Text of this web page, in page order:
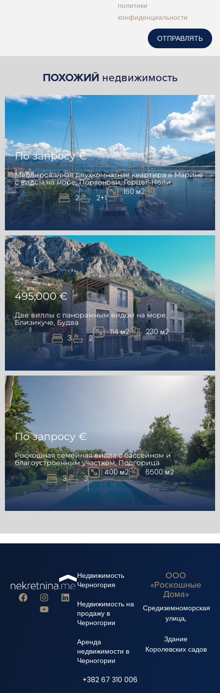
политики
конфиденциальности
ОТПРАВЛЯТЬ
ПОХОЖИЙ недвижимость
По запросу €
Меблированная двухкомнатная квартира в Марине
с видом на море, Портонови, Герцег-Нови
2 2+1
160 м2
495,000 €
Две виллы с панорамным видом на море,
Близикуче, Будва
3 2
114 м2 230 м2
По запросу €
Роскошная семейная вилла с бассейном и
благоустроенным участком, Подгорица
3 3
400 м2 6500 м2
Недвижимость
Черногория
Недвижимость на
продажу в
Черногории
Аренда
недвижимости в
Черногории
+382 67 310 006
ООО
«Роскошные
Дома»
Средиземноморская
улица,
Здание
Королевских садов